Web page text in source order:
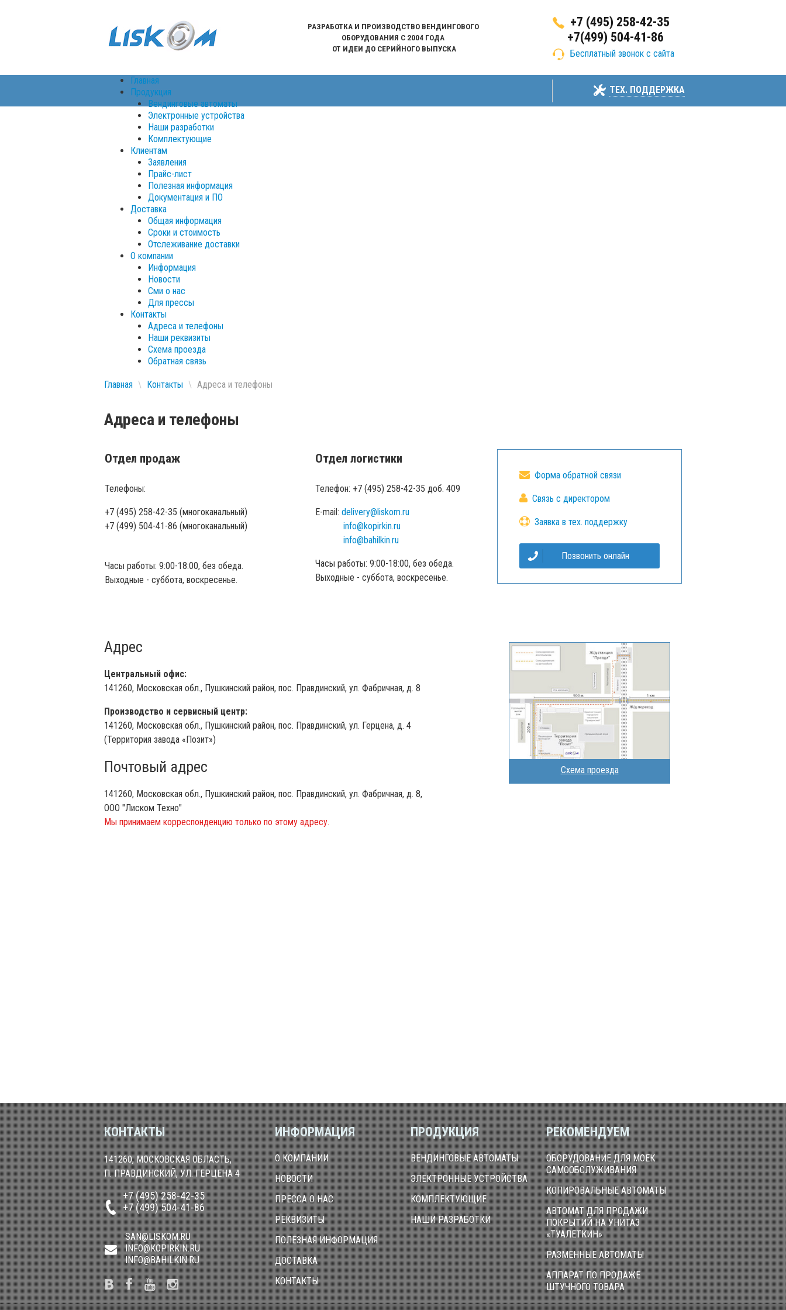
РАЗРАБОТКА И ПРОИЗВОДСТВО ВЕНДИНГОВОГО
ОБОРУДОВАНИЯ С 2004 ГОДА
ОТ ИДЕИ ДО СЕРИЙНОГО ВЫПУСКА
+7 (495) 258-42-35
+7(499) 504-41-86
Бесплатный звонок с сайта
Главная
Продукция
Вендинговые автоматы
Электронные устройства
Наши разработки
Комплектующие
Клиентам
Заявления
Прайс-лист
Полезная информация
Документация и ПО
Доставка
Общая информация
Сроки и стоимость
Отслеживание доставки
О компании
Информация
Новости
Сми о нас
Для прессы
Контакты
Адреса и телефоны
Наши реквизиты
Схема проезда
Обратная связь
ТЕХ. ПОДДЕРЖКА
Главная \ Контакты \ Адреса и телефоны
Адреса и телефоны
Отдел продаж
Телефоны:
+7 (495) 258-42-35 (многоканальный)
+7 (499) 504-41-86 (многоканальный)
Часы работы: 9:00-18:00, без обеда.
Выходные - суббота, воскресенье.
Отдел логистики
Телефон: +7 (495) 258-42-35 доб. 409
E-mail: delivery@liskom.ru
info@kopirkin.ru
info@bahilkin.ru
Часы работы: 9:00-18:00, без обеда.
Выходные - суббота, воскресенье.
Адрес
Центральный офис:
141260, Московская обл., Пушкинский район, пос. Правдинский, ул. Фабричная, д. 8
Производство и сервисный центр:
141260, Московская обл., Пушкинский район, пос. Правдинский, ул. Герцена, д. 4
(Территория завода «Позит»)
Почтовый адрес
141260, Московская обл., Пушкинский район, пос. Правдинский, ул. Фабричная, д. 8,
ООО "Лиском Техно"
Мы принимаем корреспонденцию только по этому адресу.
Форма обратной связи
Связь с директором
Заявка в тех. поддержку
Позвонить онлайн
Схема проезда
КОНТАКТЫ
141260, МОСКОВСКАЯ ОБЛАСТЬ,
П. ПРАВДИНСКИЙ, УЛ. ГЕРЦЕНА 4
+7 (495) 258-42-35
+7 (499) 504-41-86
SAN@LISKOM.RU
INFO@KOPIRKIN.RU
INFO@BAHILKIN.RU
ИНФОРМАЦИЯ
О КОМПАНИИ
НОВОСТИ
ПРЕССА О НАС
РЕКВИЗИТЫ
ПОЛЕЗНАЯ ИНФОРМАЦИЯ
ДОСТАВКА
КОНТАКТЫ
ПРОДУКЦИЯ
ВЕНДИНГОВЫЕ АВТОМАТЫ
ЭЛЕКТРОННЫЕ УСТРОЙСТВА
КОМПЛЕКТУЮЩИЕ
НАШИ РАЗРАБОТКИ
РЕКОМЕНДУЕМ
ОБОРУДОВАНИЕ ДЛЯ МОЕК
САМООБСЛУЖИВАНИЯ
КОПИРОВАЛЬНЫЕ АВТОМАТЫ
АВТОМАТ ДЛЯ ПРОДАЖИ
ПОКРЫТИЙ НА УНИТАЗ
«ТУАЛЕТКИН»
РАЗМЕННЫЕ АВТОМАТЫ
АППАРАТ ПО ПРОДАЖЕ
ШТУЧНОГО ТОВАРА